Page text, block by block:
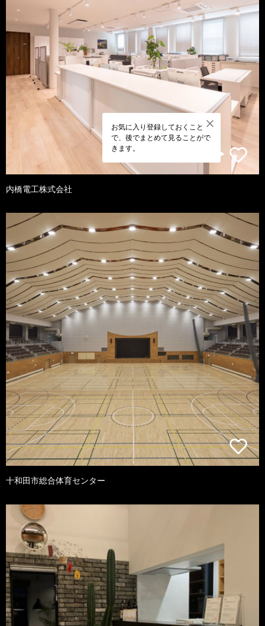
お気に入り登録しておくこと
で、後でまとめて見ることがで
きます。
内橋電工株式会社
十和田市総合体育センター